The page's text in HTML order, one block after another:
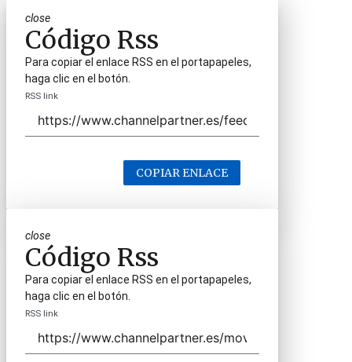
close
Código Rss
Para copiar el enlace RSS en el portapapeles,
haga clic en el botón.
RSS link
COPIAR ENLACE
close
Código Rss
Para copiar el enlace RSS en el portapapeles,
haga clic en el botón.
RSS link